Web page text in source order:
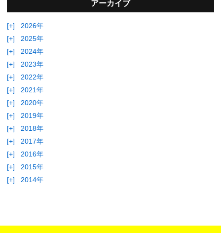
アーカイブ
[+]
2026年
[+]
2025年
[+]
2024年
[+]
2023年
[+]
2022年
[+]
2021年
[+]
2020年
[+]
2019年
[+]
2018年
[+]
2017年
[+]
2016年
[+]
2015年
[+]
2014年